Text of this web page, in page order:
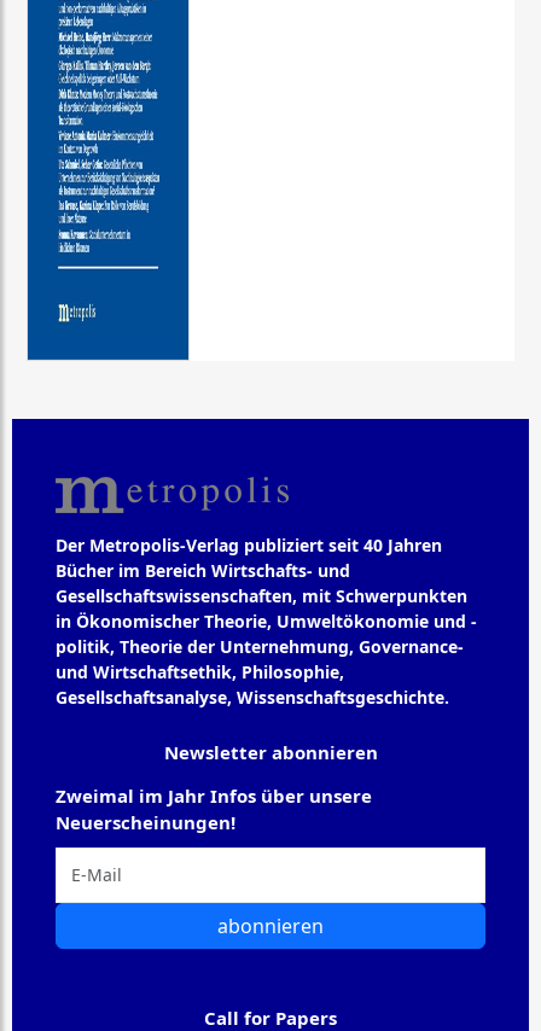
Der Metropolis-Verlag publiziert seit 40 Jahren
Bücher im Bereich Wirtschafts- und
Gesellschaftswissenschaften, mit Schwerpunkten
in Ökonomischer Theorie, Umweltökonomie und -
politik, Theorie der Unternehmung, Governance-
und Wirtschaftsethik, Philosophie,
Gesellschaftsanalyse, Wissenschaftsgeschichte.
Newsletter abonnieren
Zweimal im Jahr Infos über unsere
Neuerscheinungen!
abonnieren
Call for Papers